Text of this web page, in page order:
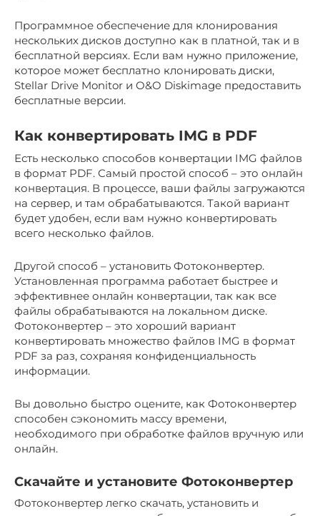
Программное обеспечение для клонирования
нескольких дисков доступно как в платной, так и в
бесплатной версиях. Если вам нужно приложение,
которое может бесплатно клонировать диски,
Stellar Drive Monitor и O&O Diskimage предоставить
бесплатные версии.
Как конвертировать IMG в PDF
Есть несколько способов конвертации IMG файлов
в формат PDF. Самый простой способ – это онлайн
конвертация. В процессе, ваши файлы загружаются
на сервер, и там обрабатываются. Такой вариант
будет удобен, если вам нужно конвертировать
всего несколько файлов.
Другой способ – установить Фотоконвертер.
Установленная программа работает быстрее и
эффективнее онлайн конвертации, так как все
файлы обрабатываются на локальном диске.
Фотоконвертер – это хороший вариант
конвертировать множество файлов IMG в формат
PDF за раз, сохраняя конфиденциальность
информации.
Вы довольно быстро оцените, как Фотоконвертер
способен сэкономить массу времени,
необходимого при обработке файлов вручную или
онлайн.
Скачайте и установите Фотоконвертер
Фотоконвертер легко скачать, установить и